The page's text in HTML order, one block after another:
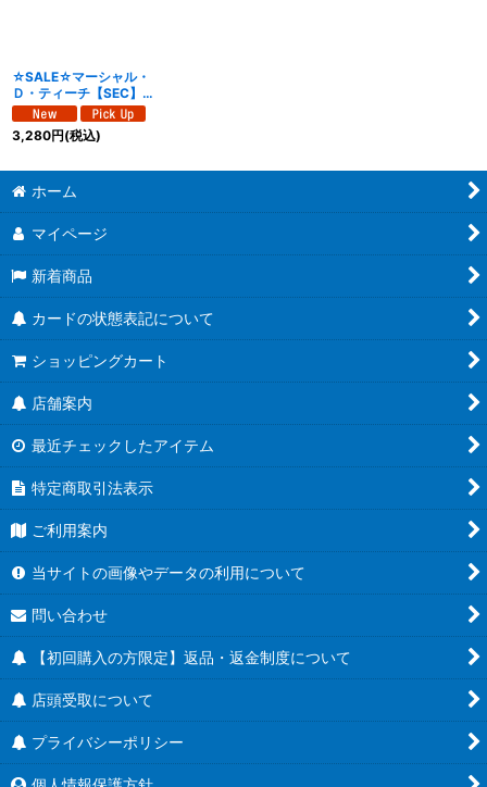
☆SALE☆マーシャル・
Ｄ・ティーチ【SEC】
{OP16-119}
3,280円(税込)
ホーム
マイページ
新着商品
カードの状態表記について
ショッピングカート
店舗案内
最近チェックしたアイテム
特定商取引法表示
ご利用案内
当サイトの画像やデータの利用について
問い合わせ
【初回購入の方限定】返品・返金制度について
店頭受取について
プライバシーポリシー